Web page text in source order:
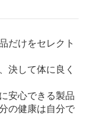
だけをセレクト
決して体に良く
安心できる製品
の健康は自分で